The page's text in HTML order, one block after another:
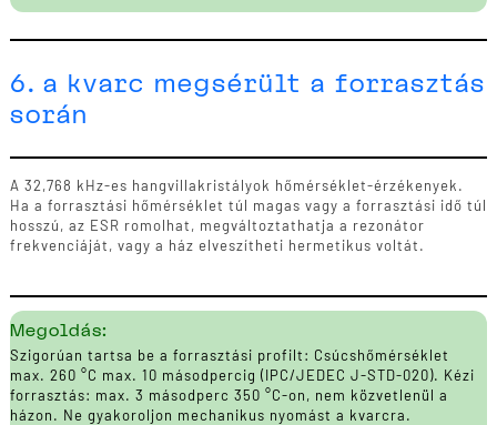
6. a kvarc megsérült a forrasztás
során
A 32,768 kHz-es hangvillakristályok hőmérséklet-érzékenyek.
Ha a forrasztási hőmérséklet túl magas vagy a forrasztási idő túl
hosszú, az ESR romolhat, megváltoztathatja a rezonátor
frekvenciáját, vagy a ház elveszítheti hermetikus voltát.
Megoldás:
Szigorúan tartsa be a forrasztási profilt: Csúcshőmérséklet
max. 260 °C max. 10 másodpercig (IPC/JEDEC J-STD-020). Kézi
forrasztás: max. 3 másodperc 350 °C-on, nem közvetlenül a
házon. Ne gyakoroljon mechanikus nyomást a kvarcra.